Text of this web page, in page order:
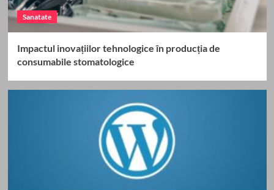
Sanatate
Impactul inovațiilor tehnologice în producția de
consumabile stomatologice